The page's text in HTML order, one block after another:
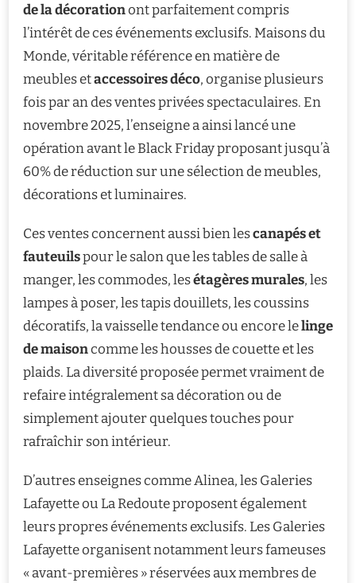
de la décorationont parfaitement compris
l’intérêt de ces événements exclusifs. Maisons du
Monde, véritable référence en matière de
meubles etaccessoires déco, organise plusieurs
fois par an des ventes privées spectaculaires. En
novembre 2025, l’enseigne a ainsi lancé une
opération avant le Black Friday proposant jusqu’à
60% de réduction sur une sélection de meubles,
décorations et luminaires.
Ces ventes concernent aussi bien lescanapés et
fauteuilspour le salon que les tables de salle à
manger, les commodes, lesétagères murales, les
lampes à poser, les tapis douillets, les coussins
décoratifs, la vaisselle tendance ou encore lelinge
de maisoncomme les housses de couette et les
plaids. La diversité proposée permet vraiment de
refaire intégralement sa décoration ou de
simplement ajouter quelques touches pour
rafraîchir son intérieur.
D’autres enseignes comme Alinea, les Galeries
Lafayette ou La Redoute proposent également
leurs propres événements exclusifs. Les Galeries
Lafayette organisent notamment leurs fameuses
« avant-premières » réservées aux membres de